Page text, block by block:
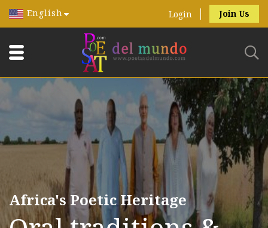
English Login Join Us
Africa's Poetic Heritage